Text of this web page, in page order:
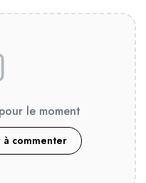
le moment
commenter